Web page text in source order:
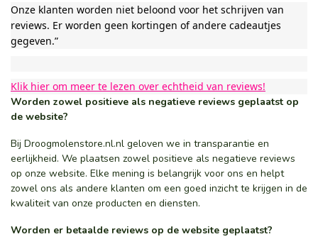
Onze klanten worden niet beloond voor het schrijven van
reviews. Er worden geen kortingen of andere cadeautjes
gegeven.”
Klik hier om meer te lezen over echtheid van reviews!
Worden zowel positieve als negatieve reviews geplaatst op
de website?
Bij Droogmolenstore.nl.nl geloven we in transparantie en
eerlijkheid. We plaatsen zowel positieve als negatieve reviews
op onze website. Elke mening is belangrijk voor ons en helpt
zowel ons als andere klanten om een goed inzicht te krijgen in de
kwaliteit van onze producten en diensten.
Worden er betaalde reviews op de website geplaatst?